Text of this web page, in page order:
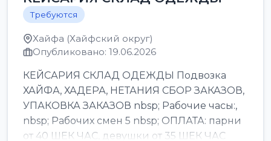
Требуются
Хайфа (Хайфский округ)
Опубликовано: 19.06.2026
КЕЙСАРИЯ СКЛАД ОДЕЖДЫ Подвозка
ХАЙФА, ХАДЕРА, НЕТАНИЯ СБОР ЗАКАЗОВ,
УПАКОВКА ЗАКАЗОВ nbsp; Рабочие часы:,
nbsp; Рабочих смен 5 nbsp; ОПЛАТА: парни
от 40 ШЕК ЧАС, девушки от 35 ШЕК ЧАС